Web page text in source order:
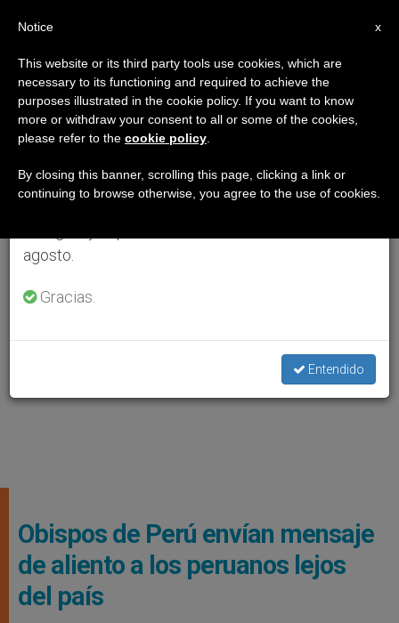
Obispos de Perú envían mensaje
de aliento a los peruanos lejos
del país
×
Aviso importante
Del 27 de julio al 7 de agosto haremos la pausa
anual, aprovechando que en el periodo de verano
se generan menos informaciones y también el
agosto.
Gracias.
Entendido
x
Notice
This website or its third party tools use cookies, which are
necessary to its functioning and required to achieve the
purposes illustrated in the cookie policy. If you want to know
more or withdraw your consent to all or some of the cookies,
please refer to the cookie policy
By closing this banner, scrolling this page, clicking a link or
continuing to browse otherwise, you agree to the use of cookies.